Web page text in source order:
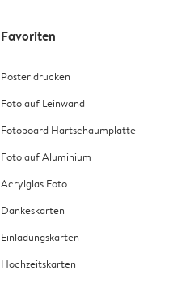
Favoriten
Poster drucken
Foto auf Leinwand
Fotoboard Hartschaumplatte
Foto auf Aluminium
Acrylglas Foto
Dankeskarten
Einladungskarten
Hochzeitskarten